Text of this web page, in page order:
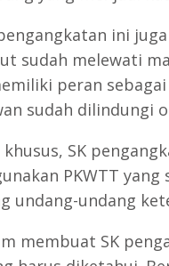
ini
sudah melewati
peran
sudah dilindungi
khusus, SK
PKWTT
undang-undang
membuat SK